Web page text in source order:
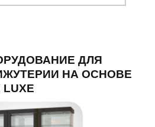
ДЛЯ
НА ОСНОВЕ